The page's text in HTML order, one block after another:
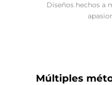
Diseños hechos a
Múltiples